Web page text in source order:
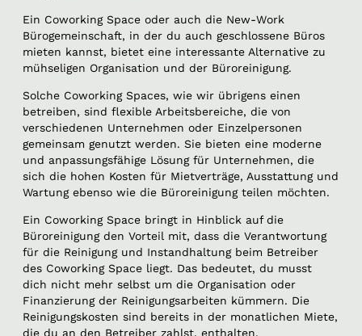
Ein Coworking Space oder auch die New-Work
Bürogemeinschaft, in der du auch geschlossene Büros
mieten kannst, bietet eine interessante Alternative zu
mühseligen Organisation und der Büroreinigung.
Solche Coworking Spaces, wie wir übrigens einen
betreiben, sind flexible Arbeitsbereiche, die von
verschiedenen Unternehmen oder Einzelpersonen
gemeinsam genutzt werden. Sie bieten eine moderne
und anpassungsfähige Lösung für Unternehmen, die
sich die hohen Kosten für Mietverträge, Ausstattung und
Wartung ebenso wie die Büroreinigung teilen möchten.
Ein Coworking Space bringt in Hinblick auf die
Büroreinigung den Vorteil mit, dass die Verantwortung
für die Reinigung und Instandhaltung beim Betreiber
des Coworking Space liegt. Das bedeutet, du musst
dich nicht mehr selbst um die Organisation oder
Finanzierung der Reinigungsarbeiten kümmern. Die
Reinigungskosten sind bereits in der monatlichen Miete,
die du an den Betreiber zahlst, enthalten.